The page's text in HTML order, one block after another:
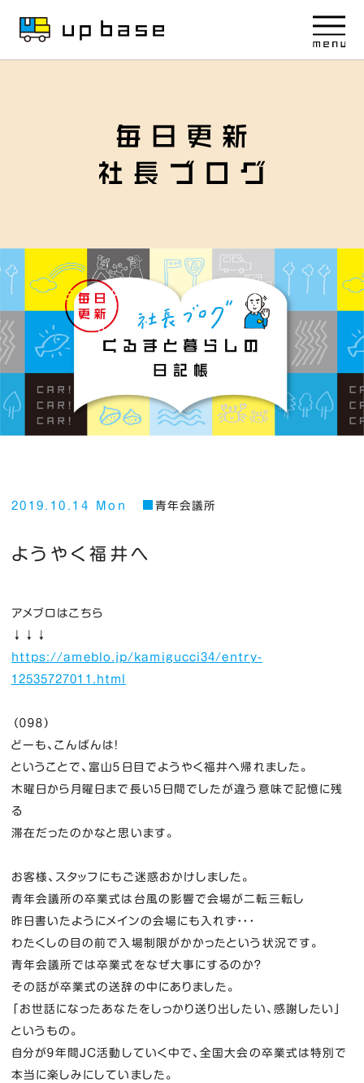
2019.10.14 Mon 青年会議所
ようやく福井へ
アメブロはこちら
↓↓↓
https://ameblo.jp/kamigucci34/entry-
12535727011.html
（０９８）
どーも、こんばんは！
ということで、富山５日目でようやく福井へ帰れました。
木曜日から月曜日まで長い５日間でしたが違う意味で記憶に残
る
滞在だったのかなと思います。
お客様、スタッフにもご迷惑おかけしました。
青年会議所の卒業式は台風の影響で会場が二転三転し
昨日書いたようにメインの会場にも入れず・・・
わたくしの目の前で入場制限がかかったという状況です。
青年会議所では卒業式をなぜ大事にするのか？
その話が卒業式の送辞の中にありました。
「お世話になったあなたをしっかり送り出したい、感謝したい」
というもの。
自分が９年間JC活動していく中で、全国大会の卒業式は特別で
本当に楽しみにしていました。